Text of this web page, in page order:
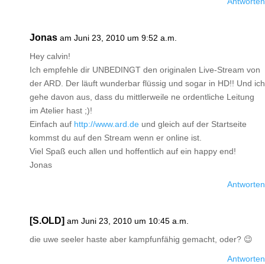
Jonas am Juni 23, 2010 um 9:52 a.m.
Hey calvin!
Ich empfehle dir UNBEDINGT den originalen Live-Stream von
der ARD. Der läuft wunderbar flüssig und sogar in HD!! Und ich
gehe davon aus, dass du mittlerweile ne ordentliche Leitung
im Atelier hast ;)!
Einfach auf http://www.ard.de und gleich auf der Startseite
kommst du auf den Stream wenn er online ist.
Viel Spaß euch allen und hoffentlich auf ein happy end!
Jonas
Antworten
[S.OLD] am Juni 23, 2010 um 10:45 a.m.
die uwe seeler haste aber kampfunfähig gemacht, oder? 😉
Antworten